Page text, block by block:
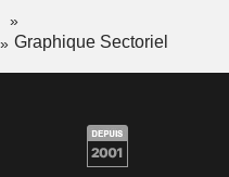
Graphique Sectoriel